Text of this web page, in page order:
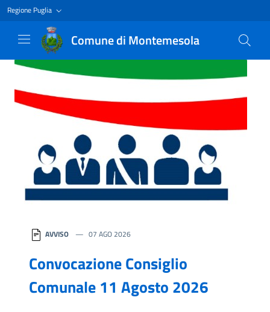
Regione Puglia
Comune di Montemesola
Homepage
AVVISO 07 AGO 2026
Convocazione Consiglio
Comunale 11 Agosto 2026